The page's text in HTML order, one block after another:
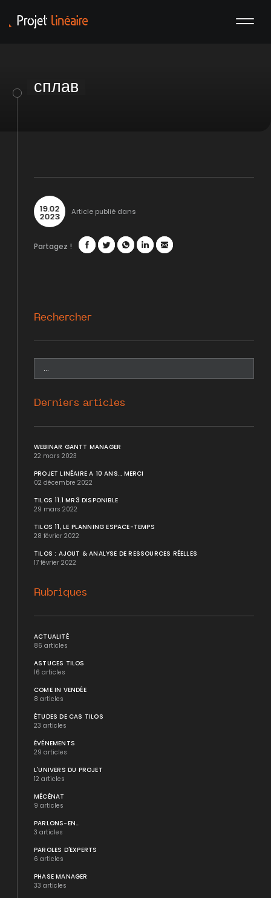
сплав
19.02
2023 Article publié dans
Partagez !
Rechercher
Derniers articles
WEBINAR GANTT MANAGER
22 mars 2023
PROJET LINÉAIRE A 10 ANS... MERCI
02 décembre 2022
TILOS 11.1 MR3 DISPONIBLE
29 mars 2022
TILOS 11, LE PLANNING ESPACE-TEMPS
28 février 2022
TILOS : AJOUT & ANALYSE DE RESSOURCES RÉELLES
17 février 2022
Rubriques
ACTUALITÉ
86 articles
ASTUCES TILOS
16 articles
COME IN VENDÉE
8 articles
ÉTUDES DE CAS TILOS
23 articles
ÉVÉNEMENTS
29 articles
L'UNIVERS DU PROJET
12 articles
MÉCÉNAT
9 articles
PARLONS-EN...
3 articles
PAROLES D'EXPERTS
6 articles
PHASE MANAGER
33 articles